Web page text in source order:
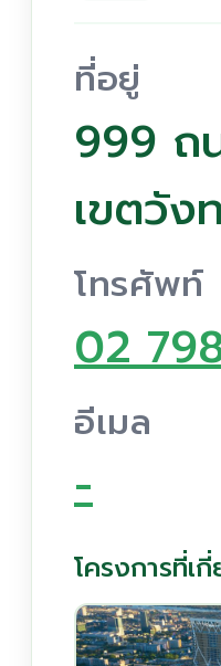
ที่อยู่
999 ถ
เขตวัง
โทรศัพท์
02
อีเมล
-
โครงการที่เ